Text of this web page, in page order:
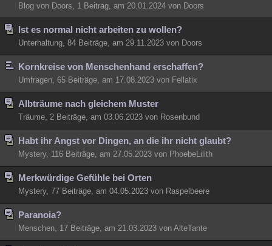
Blog von Doors, 1 Beitrag, am 20.01.2024 von Doors
Ist es normal nicht arbeiten zu wollen?
Unterhaltung, 84 Beiträge, am 29.11.2023 von Doors
Kornkreise von Menschenhand erschaffen?
Umfragen, 65 Beiträge, am 17.08.2023 von Fellatix
Albträume nach gleichem Muster
Träume, 2 Beiträge, am 03.06.2023 von Rosenbund
Habt ihr Angst vor Dingen, an die ihr nicht glaubt?
Mystery, 116 Beiträge, am 27.05.2023 von PhoebeLilith
Merkwürdige Gefühle bei Orten
Mystery, 77 Beiträge, am 04.05.2023 von Raspelbeere
Paranoia?
Menschen, 17 Beiträge, am 21.03.2023 von AlteTante